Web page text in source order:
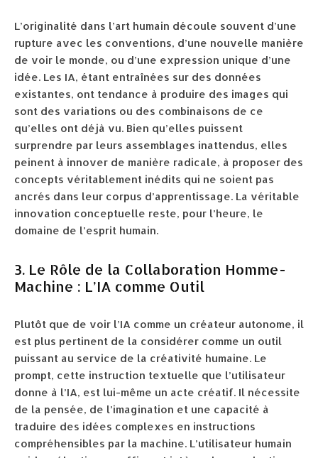
L’originalité dans l’art humain découle souvent d’une
rupture avec les conventions, d’une nouvelle manière
de voir le monde, ou d’une expression unique d’une
idée. Les IA, étant entraînées sur des données
existantes, ont tendance à produire des images qui
sont des variations ou des combinaisons de ce
qu’elles ont déjà vu. Bien qu’elles puissent
surprendre par leurs assemblages inattendus, elles
peinent à innover de manière radicale, à proposer des
concepts véritablement inédits qui ne soient pas
ancrés dans leur corpus d’apprentissage. La véritable
innovation conceptuelle reste, pour l’heure, le
domaine de l’esprit humain.
3. Le Rôle de la Collaboration Homme-
Machine : L’IA comme Outil
Plutôt que de voir l’IA comme un créateur autonome, il
est plus pertinent de la considérer comme un outil
puissant au service de la créativité humaine. Le
prompt, cette instruction textuelle que l’utilisateur
donne à l’IA, est lui-même un acte créatif. Il nécessite
de la pensée, de l’imagination et une capacité à
traduire des idées complexes en instructions
compréhensibles par la machine. L’utilisateur humain